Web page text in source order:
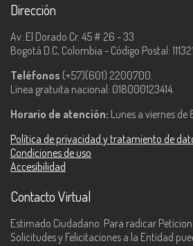
Dirección
Av. El Dorado Cr. 45 # 26 - 33
Bogotá D.C, Colombia - Código Postal: 111321
Teléfonos (+57)(601) 2200700.
Línea gratuita nacional: 018000123414.
Horario de atención: Lunes a viernes
Política de privacidad y tratamiento de
Condiciones de uso
Accesibilidad
Contacto Virtual
Estimado Ciudadano: Para radicar
Solicitudes y Felicitaciones a la Entidad